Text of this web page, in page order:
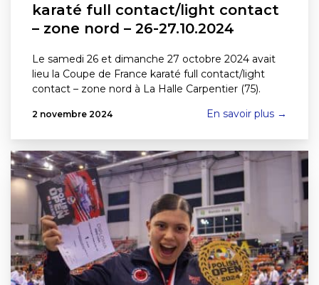
karaté full contact/light contact
– zone nord – 26-27.10.2024
Le samedi 26 et dimanche 27 octobre 2024 avait
lieu la Coupe de France karaté full contact/light
contact – zone nord à La Halle Carpentier (75).
2 novembre 2024 En savoir plus →